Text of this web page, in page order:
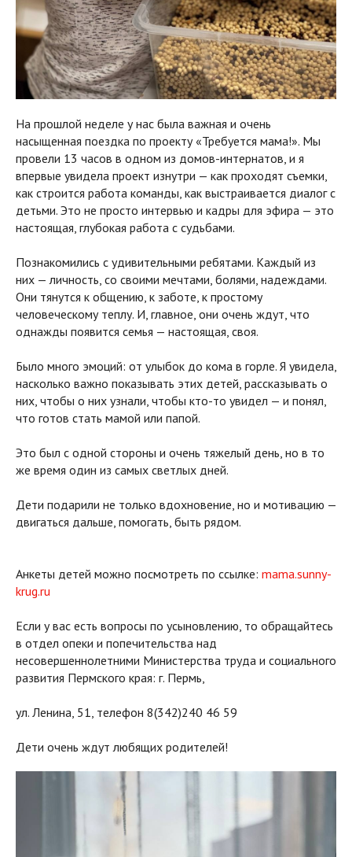
На прошлой неделе у нас была важная и очень
насыщенная поездка по проекту «Требуется мама!». Мы
провели 13 часов в одном из домов-интернатов, и я
впервые увидела проект изнутри — как проходят съемки,
как строится работа команды, как выстраивается диалог с
детьми. Это не просто интервью и кадры для эфира — это
настоящая, глубокая работа с судьбами.
Познакомились с удивительными ребятами. Каждый из
них — личность, со своими мечтами, болями, надеждами.
Они тянутся к общению, к заботе, к простому
человеческому теплу. И, главное, они очень ждут, что
однажды появится семья — настоящая, своя.
Было много эмоций: от улыбок до кома в горле. Я увидела,
насколько важно показывать этих детей, рассказывать о
них, чтобы о них узнали, чтобы кто-то увидел — и понял,
что готов стать мамой или папой.
Это был с одной стороны и очень тяжелый день, но в то
же время один из самых светлых дней.
Дети подарили не только вдохновение, но и мотивацию —
двигаться дальше, помогать, быть рядом.
Анкеты детей можно посмотреть по ссылке: mama.sunny-
krug.ru
Если у вас есть вопросы по усыновлению, то обращайтесь
в отдел опеки и попечительства над
несовершеннолетними Министерства труда и социального
развития Пермского края: г. Пермь,
ул. Ленина, 51, телефон 8(342)240 46 59
Дети очень ждут любящих родителей!